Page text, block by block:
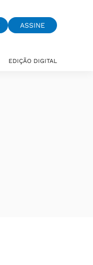
ASSINE
EDIÇÃO DIGITAL